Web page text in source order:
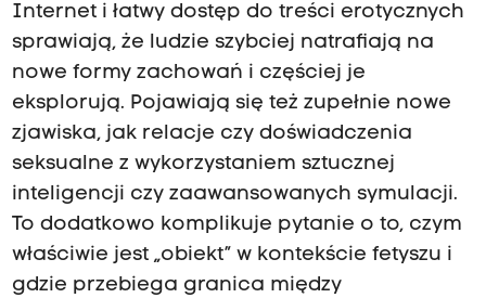
Internet i łatwy dostęp do treści erotycznych
sprawiają, że ludzie szybciej natrafiają na
nowe formy zachowań i częściej je
eksplorują. Pojawiają się też zupełnie nowe
zjawiska, jak relacje czy doświadczenia
seksualne z wykorzystaniem sztucznej
inteligencji czy zaawansowanych symulacji.
To dodatkowo komplikuje pytanie o to, czym
właściwie jest „obiekt” w kontekście fetyszu i
gdzie przebiega granica między